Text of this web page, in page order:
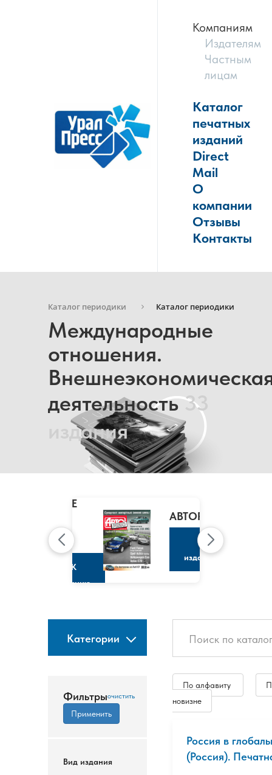
Компаниям
Издателям
Частным
лицам
Каталог
печатных
изданий
Direct
Mail
О
компании
Отзывы
Контакты
Каталог периодики Каталог периодики
Международные
отношения.
деятельность33
издания
CLAIRE
МАРИ
КЛЭР
К
изданию
АВТОРЕВЮ
К
изданию
Категории
Фильтры
Вид издания
По алфавиту
новизне
Россия в
(Россия).